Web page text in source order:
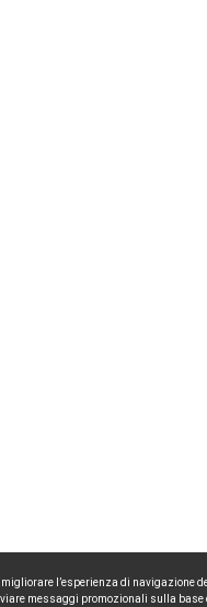
l’esperienza di navigazione
messaggi promozionali sulla base